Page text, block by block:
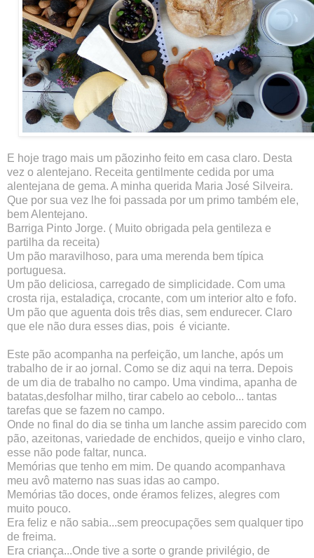
E hoje trago mais um pãozinho feito em casa claro. Desta
vez o alentejano. Receita gentilmente cedida por uma
alentejana de gema. A minha querida Maria José Silveira.
Que por sua vez lhe foi passada por um primo também ele,
bem Alentejano.
Barriga Pinto Jorge. ( Muito obrigada pela gentileza e
partilha da receita)
Um pão maravilhoso, para uma merenda bem típica
portuguesa.
Um pão deliciosa, carregado de simplicidade. Com uma
crosta rija, estaladiça, crocante, com um interior alto e fofo.
Um pão que aguenta dois três dias, sem endurecer. Claro
que ele não dura esses dias, pois  é viciante.
Este pão acompanha na perfeição, um lanche, após um
trabalho de ir ao jornal. Como se diz aqui na terra. Depois
de um dia de trabalho no campo. Uma vindima, apanha de
batatas,desfolhar milho, tirar cabelo ao cebolo... tantas
tarefas que se fazem no campo.
Onde no final do dia se tinha um lanche assim parecido com
pão, azeitonas, variedade de enchidos, queijo e vinho claro,
esse não pode faltar, nunca.
Memórias que tenho em mim. De quando acompanhava
meu avô materno nas suas idas ao campo.
Memórias tão doces, onde éramos felizes, alegres com
muito pouco.
Era feliz e não sabia...sem preocupações sem qualquer tipo
de freima.
Era criança...Onde tive a sorte o grande privilégio, de